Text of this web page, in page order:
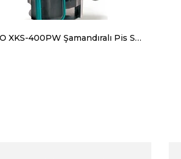
LEO XKS-400PW Şamandıralı Pis Su Dalgıç Pompa 125 lt/dk 4.8mss